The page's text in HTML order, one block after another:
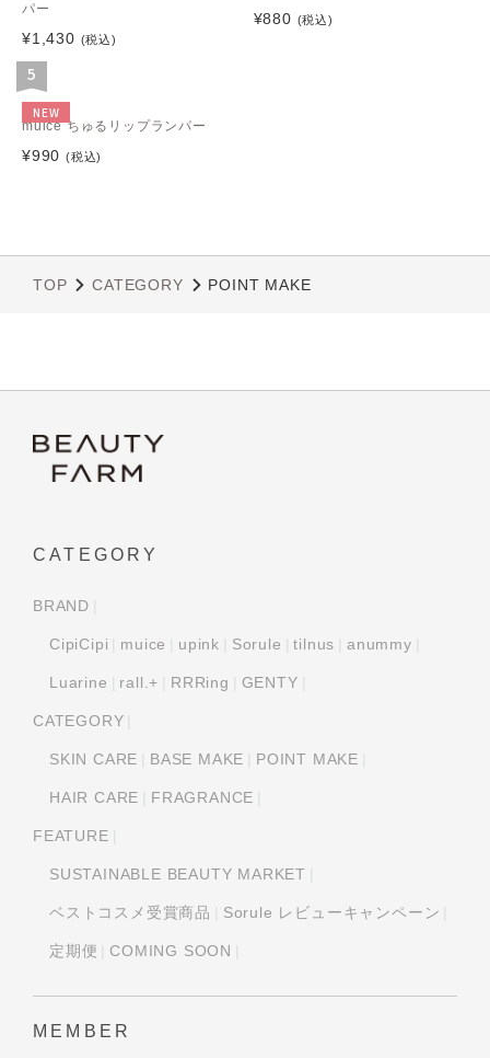
パー
¥1,430 (税込)
¥880 (税込)
5
NEW
muice ちゅるリップランパー
¥990 (税込)
TOP CATEGORY POINT MAKE
CATEGORY
BRAND
CipiCipi muice upink Sorule tilnus anummy
Luarine rall.+ RRRing GENTY
CATEGORY
SKIN CARE BASE MAKE POINT MAKE
HAIR CARE FRAGRANCE
FEATURE
SUSTAINABLE BEAUTY MARKET
ベストコスメ受賞商品 Sorule レビューキャンペーン
定期便 COMING SOON
MEMBER